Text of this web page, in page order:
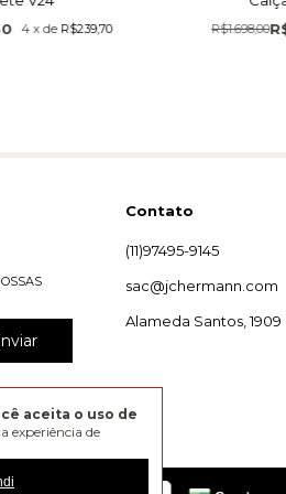
aceita o uso de
experiência de
4 xde R$239,70 R$1.698,00
Contato
(11)97495-9145
sac@jchermann.com
Alameda Santos, 1909